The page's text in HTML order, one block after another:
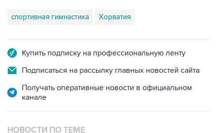
спортивная гимнастика Хорватия
Купить подписку на профессиональную ленту
Подписаться на рассылку главных новостей сайта
Получать оперативные новости в официальном
канале
НОВОСТИ ПО ТЕМЕ